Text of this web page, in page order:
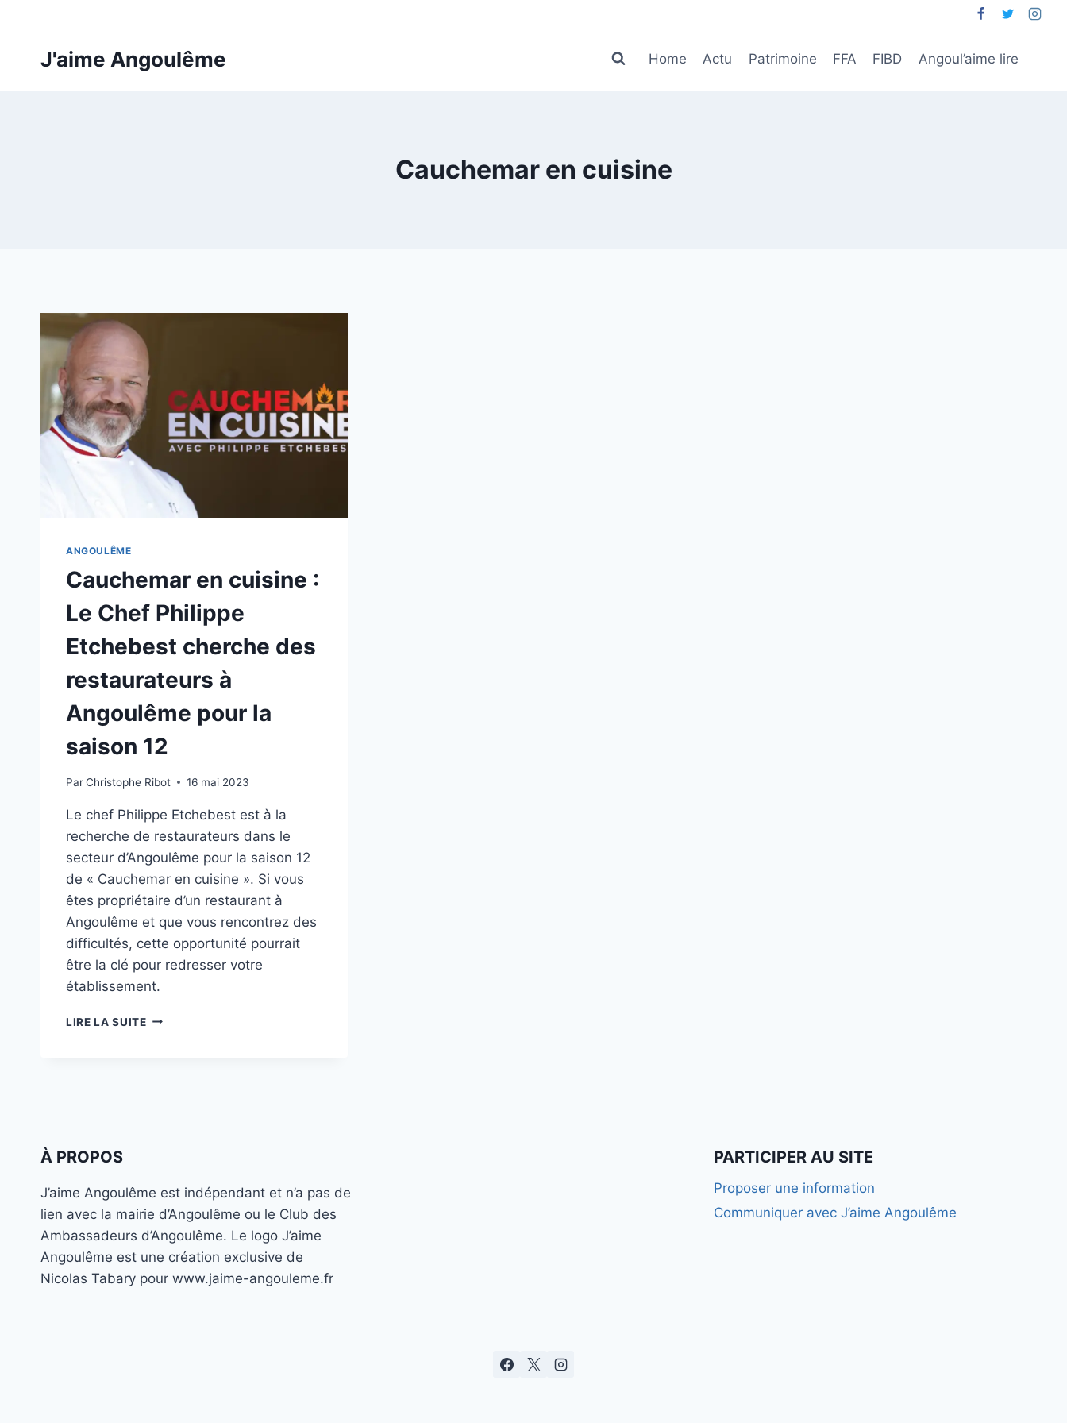
contenuJ'aime Angoulême Home Actu Patrimoine FFA FIBD Angoul’aime lire
Cauchemar en cuisine
ANGOULÊME
Cauchemar en cuisine :
Le Chef Philippe
Etchebest cherche des
restaurateurs à
Angoulême pour la
saison 12
ParChristophe Ribot 16 mai 2023
Le chef Philippe Etchebest est à la
recherche de restaurateurs dans le
secteur d’Angoulême pour la saison 12
de « Cauchemar en cuisine ». Si vous
êtes propriétaire d’un restaurant à
Angoulême et que vous rencontrez des
difficultés, cette opportunité pourrait
être la clé pour redresser votre
établissement.
LIRE LA SUITECAUCHEMAR
RESTAURATEURS
À
ANGOULÊME
POUR
LA
12
À PROPOS
J’aime Angoulême est indépendant et n’a pas de
lien avec la mairie d’Angoulême ou le Club des
Ambassadeurs d’Angoulême. Le logo J’aime
Angoulême est une création exclusive de
Nicolas Tabary pour www.jaime-angouleme.fr
PARTICIPER AU SITE
Proposer une information
Communiquer avec J’aime Angoulême